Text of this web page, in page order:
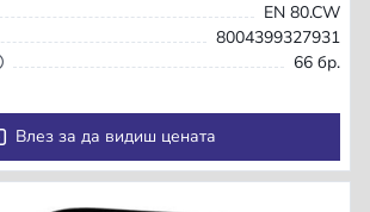
EN 80.CW
8004399327931
66 бр.
Влез за да видиш цената